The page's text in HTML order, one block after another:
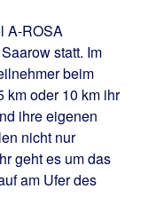
A-ROSA
statt. Im
beim
km oder 10 km ihr
ihre eigenen
nicht nur
geht es um das
am Ufer des